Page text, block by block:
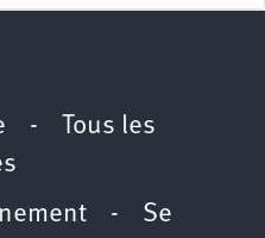
-
Tous les
- Se